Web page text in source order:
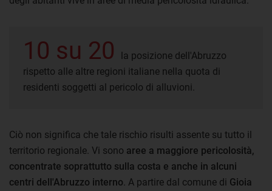
10 su 20
la posizione dell'Abruzzo
rispetto alle altre regioni italiane nella quota di
residenti soggetti al pericolo di alluvioni.
Ciò non significa che tale rischio risulti assente su tutto il
territorio regionale. Vi sono aree a maggiore pericolosità,
concentrate soprattutto sulla costa e anche in alcuni
centri dell'Abruzzo interno. A partire dal comune di Gioia